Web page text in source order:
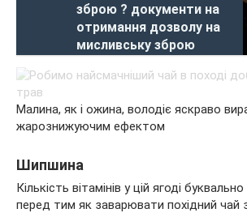
зброю ? документи на
отримання дозволу на
мисливську зброю
Малина, як і ожина, володіє яскраво
жарознижуючим ефектом
Шипшина
Кількість вітамінів у цій ягоді
перед тим як заварювати похідний чай